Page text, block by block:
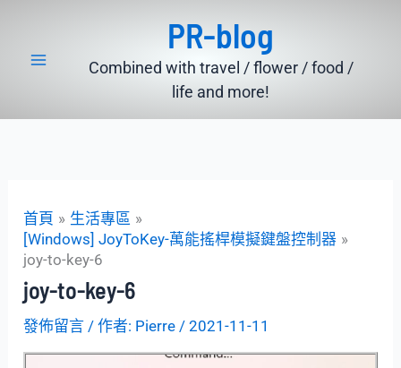
PR-blog
Combined with travel / flower / food /
life and more!
首頁
生活專區
[Windows] JoyToKey-萬能搖桿模擬鍵盤控制器
joy-to-key-6
joy-to-key-6
發佈留言 / 作者: Pierre /2021-11-11